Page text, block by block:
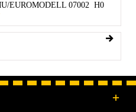
EUROMODELL 07002 H0